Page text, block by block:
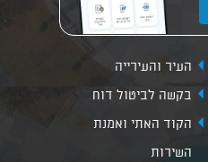
העיר והעירייה
בקשה לביטול דוח
הקוד האתי ואמנת
השירות